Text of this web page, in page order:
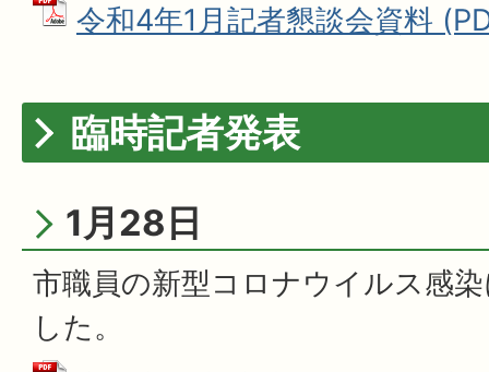
令和4年1月記者懇談会資料
臨時記者発表
1月28日
市職員の新型コロナウイルス感
した。